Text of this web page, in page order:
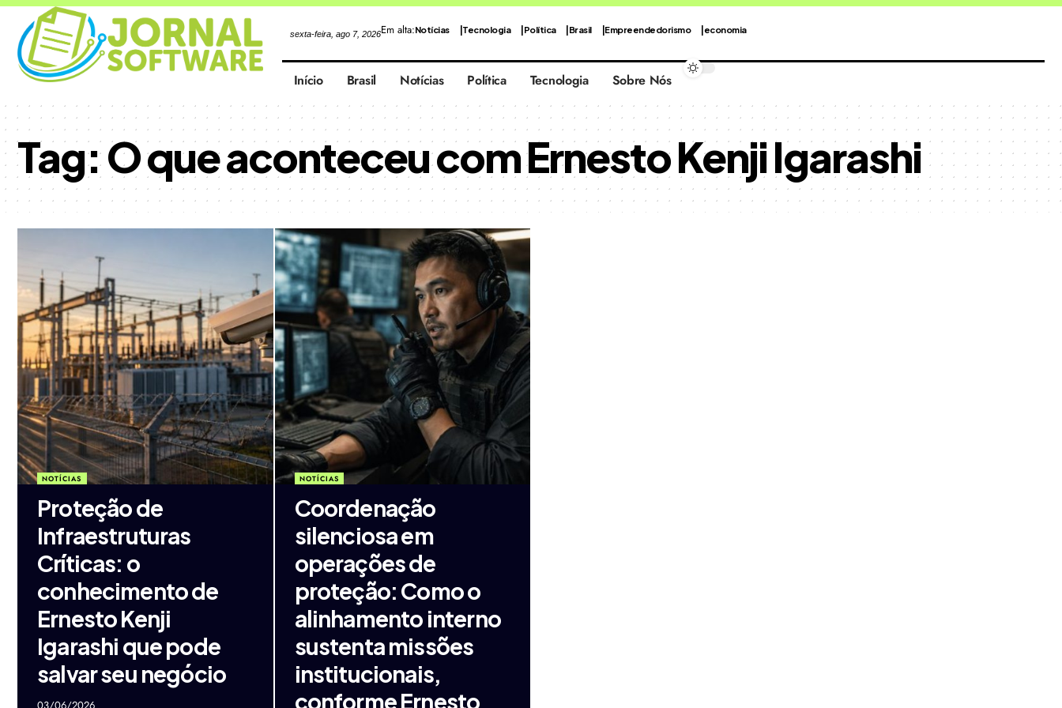
sexta-feira, ago 7, 2026Em alta:Notícias Tecnologia Política Brasil Empreendedorismo economia
Início Brasil Notícias Política Tecnologia Sobre Nós
Tag:O que aconteceu com Ernesto Kenji Igarashi
NOTÍCIAS
Proteção de
Infraestruturas
Críticas: o
conhecimento de
Ernesto Kenji
Igarashi que pode
salvar seu negócio
03/06/2026
NOTÍCIAS
Coordenação
silenciosa em
operações de
proteção: Como o
alinhamento interno
sustenta missões
institucionais,
conforme Ernesto